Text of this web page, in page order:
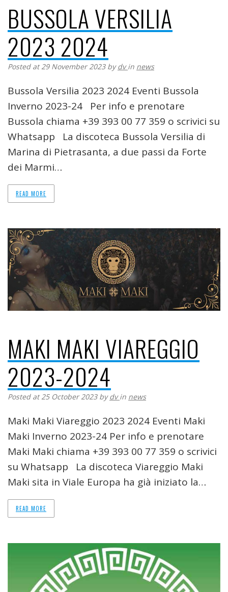
BUSSOLA VERSILIA
2023 2024
Posted at 29 November 2023 bydvin news
Bussola Versilia 2023 2024 Eventi Bussola
Inverno 2023-24 Per info e prenotare
Bussola chiama +39 393 00 77 359 o scrivici su
Whatsapp La discoteca Bussola Versilia di
Marina di Pietrasanta, a due passi da Forte
dei Marmi…
READ MORE
MAKI MAKI VIAREGGIO
2023-2024
Posted at 25 October 2023 bydvin news
Maki Maki Viareggio 2023 2024 Eventi Maki
Maki Inverno 2023-24 Per info e prenotare
Maki Maki chiama +39 393 00 77 359 o scrivici
su Whatsapp La discoteca Viareggio Maki
Maki sita in Viale Europa ha già iniziato la…
READ MORE